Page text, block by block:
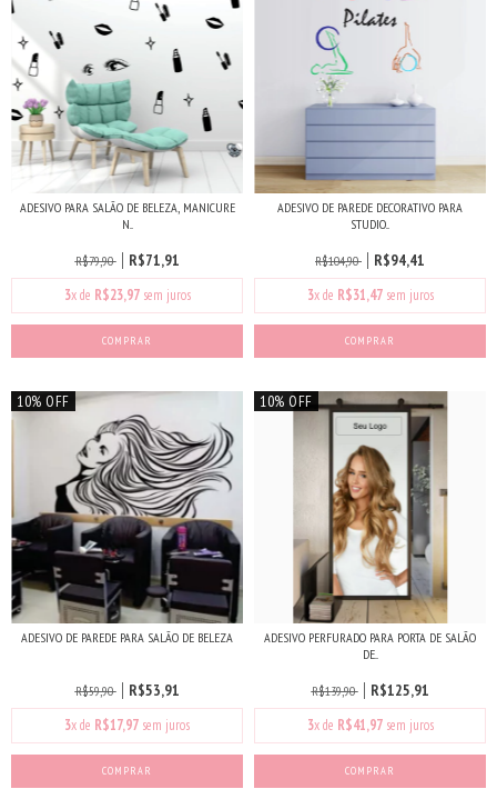
ADESIVO PARA SALÃO DE BELEZA, MANICURE
N...
R$79,90 R$71,91
3x de R$23,97sem juros
ADESIVO DE PAREDE DECORATIVO PARA
STUDIO...
R$104,90 R$94,41
3x de R$31,47sem juros
10% OFF
ADESIVO DE PAREDE PARA SALÃO DE BELEZA
R$59,90 R$53,91
3x de R$17,97 sem juros
COMPRAR
10% OFF
ADESIVO PERFURADO PARA PORTA DE SALÃO
DE...
R$139,90 R$125,91
3x de R$41,97sem juros
COMPRAR